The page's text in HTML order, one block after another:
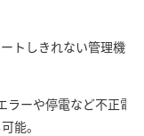
トしきれない管理機能
ーや停電など不正電
能。